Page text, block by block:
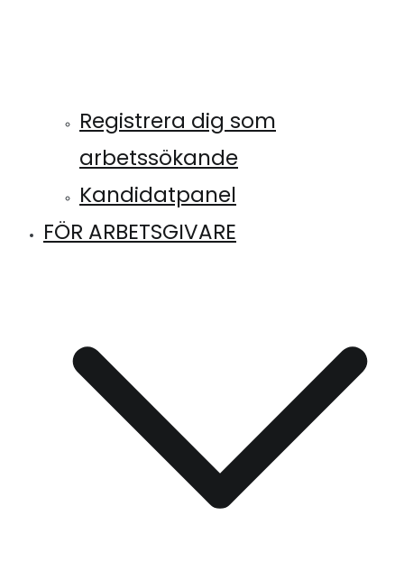
Registrera dig som
arbetssökande
Kandidatpanel
FÖR ARBETSGIVARE